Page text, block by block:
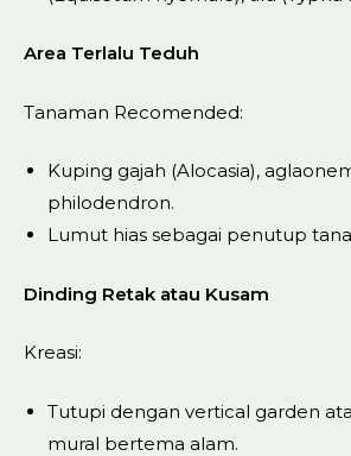
Area Terlalu Teduh
Tanaman Recomended:
Kuping gajah (Alocasia),
philodendron.
Lumut hias sebagai penutup
Dinding Retak atau Kusam
Kreasi:
Tutupi dengan vertical garden
mural bertema alam.